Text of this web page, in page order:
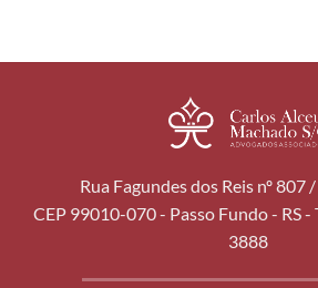
Rua Fagundes dos Reis nº 807
CEP 99010-070 - Passo Fundo - RS
3888